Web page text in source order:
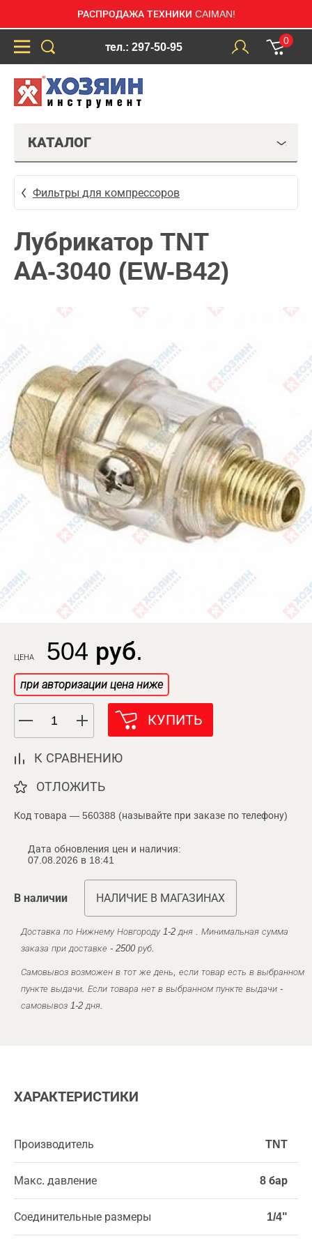
РАСПРОДАЖА ТЕХНИКИ CAIMAN!
тел.: 297-50-95
0
КАТАЛОГ
Фильтры для компрессоров
Лубрикатор TNT
АА-3040 (EW-B42)
ЦЕНА 504 руб.
при авторизации цена ниже
КУПИТЬ
К СРАВНЕНИЮ
ОТЛОЖИТЬ
Код товара — 560388 (называйте при заказе по телефону)
Дата обновления цен и наличия:
07.08.2026 в 18:41
В наличии НАЛИЧИЕ В МАГАЗИНАХ
Доставка по Нижнему Новгороду 1-2 дня . Минимальная сумма
заказа при доставке - 2500 руб.
Самовывоз возможен в тот же день, если товар есть в выбранном
пункте выдачи. Если товара нет в выбранном пункте выдачи -
самовывоз 1-2 дня.
ХАРАКТЕРИСТИКИ
Производитель TNT
Макс. давление 8 бар
Соединительные размеры 1/4"